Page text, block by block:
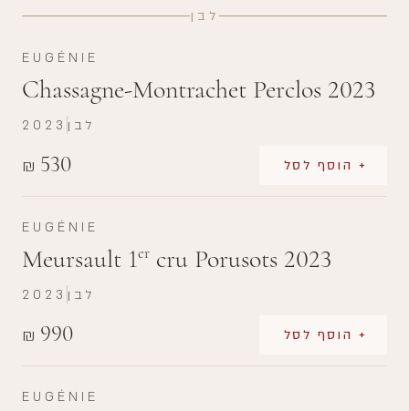
לבן
EUGÉNIE
Chassagne-Montrachet Perclos 2023
₪ 530 + הוסף לסל
2023 לבן
EUGÉNIE
Meursault 1er cru Porusots 2023
₪ 990 + הוסף לסל
2023 לבן
EUGÉNIE